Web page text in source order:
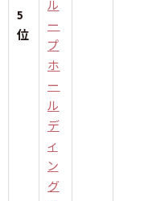
5
位
ル
ー
プ
ホ
ー
ル
デ
ィ
ン
グ